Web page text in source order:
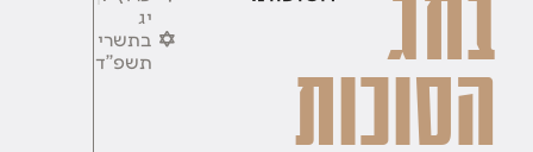
בחג
הסוכות
יג
בתשרי
תשפ''ד